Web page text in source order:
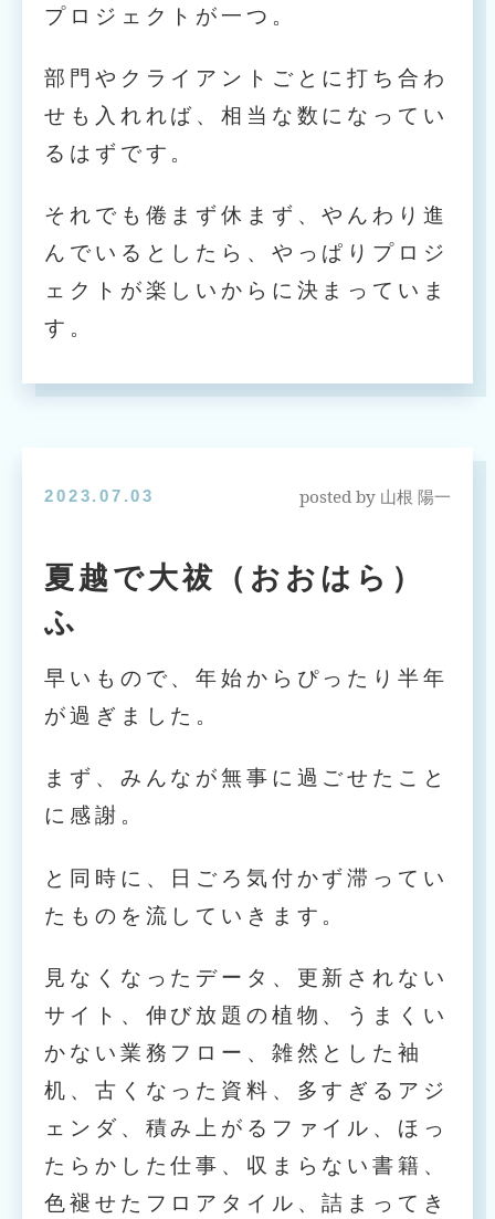
プロジェクトが一つ。
部門やクライアントごとに打ち合わ
せも入れれば、相当な数になってい
るはずです。
それでも倦まず休まず、やんわり進
んでいるとしたら、やっぱりプロジ
ェクトが楽しいからに決まっていま
す。
2023.07.03 posted by 山根 陽一
夏越で大祓（おおはら）
ふ
早いもので、年始からぴったり半年
が過ぎました。
まず、みんなが無事に過ごせたこと
に感謝。
と同時に、日ごろ気付かず滞ってい
たものを流していきます。
見なくなったデータ、更新されない
サイト、伸び放題の植物、うまくい
かない業務フロー、雑然とした袖
机、古くなった資料、多すぎるアジ
ェンダ、積み上がるファイル、ほっ
たらかした仕事、収まらない書籍、
色褪せたフロアタイル、詰まってき